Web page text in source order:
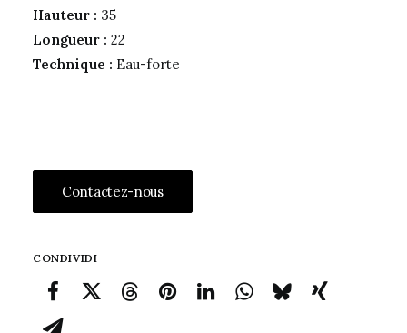
Hauteur : 35
Longueur : 22
Technique : Eau-forte
Contactez-nous
CONDIVIDI